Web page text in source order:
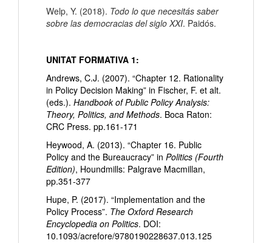
Welp, Y. (2018). Todo lo que necesitás saber
sobre las democracias del siglo XXI. Paidós.
UNITAT FORMATIVA 1:
Andrews, C.J. (2007). “Chapter 12. Rationality
in Policy Decision Making” in Fischer, F. et alt.
(eds.). Handbook of Public Policy Analysis:
Theory, Politics, and Methods. Boca Raton:
CRC Press. pp.161-171
Heywood, A. (2013). “Chapter 16. Public
Policy and the Bureaucracy” in Politics (Fourth
Edition), Houndmills: Palgrave Macmillan,
pp.351-377
Hupe, P. (2017). “Implementation and the
Policy Process”. The Oxford Research
Encyclopedia on Politics. DOI:
10.1093/acrefore/9780190228637.013.125